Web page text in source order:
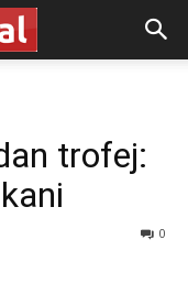
trofej:
0